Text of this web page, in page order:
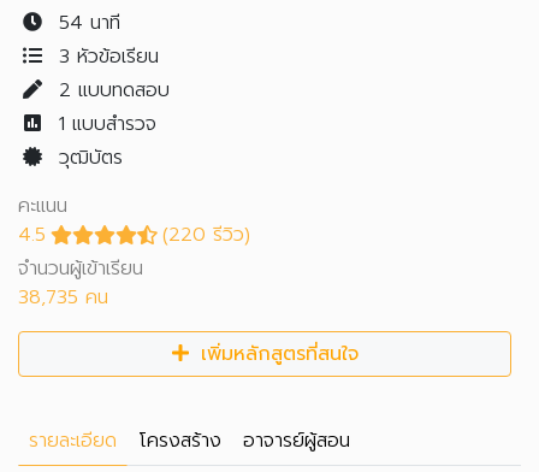
54 นาที
3 หัวข้อเรียน
2 แบบทดสอบ
1 แบบสำรวจ
วุฒิบัตร
คะแนน
4.5
(220 รีวิว)
จำนวนผู้เข้าเรียน
38,735 คน
เพิ่มหลักสูตรที่สนใจ
รายละเอียด โครงสร้าง อาจารย์ผู้สอน